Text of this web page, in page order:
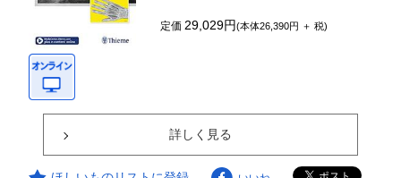
定価 29,029円(本体26,390円 ＋ 税)
詳しく見る